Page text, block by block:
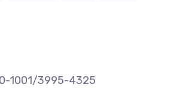
1001/3995-4325